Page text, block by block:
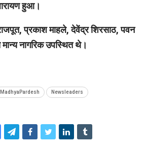
हुआ।
प्रकाश माहले, देवेंद्र शिरसाठ, पवन
नागरिक उपस्थित थे।
MadhyaPardesh Newsleaders